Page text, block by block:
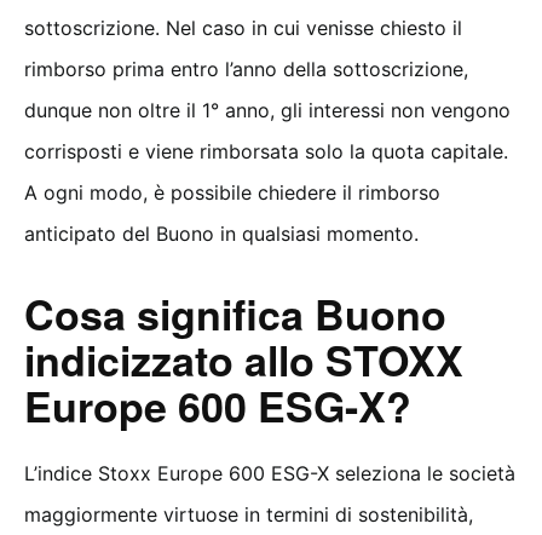
sottoscrizione. Nel caso in cui venisse chiesto il
rimborso prima entro l’anno della sottoscrizione,
dunque non oltre il 1° anno, gli interessi non vengono
corrisposti e viene rimborsata solo la quota capitale.
A ogni modo, è possibile chiedere il rimborso
anticipato del Buono in qualsiasi momento.
Cosa significa Buono
indicizzato allo STOXX
Europe 600 ESG-X?
L’indice Stoxx Europe 600 ESG-X seleziona le società
maggiormente virtuose in termini di sostenibilità,